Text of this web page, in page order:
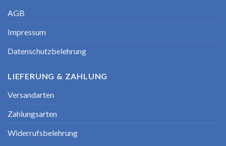
AGB
Impressum
Datenschutzbelehrung
LIEFERUNG & ZAHLUNG
Versandarten
Zahlungsarten
Widerrufsbelehrung